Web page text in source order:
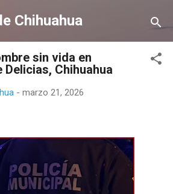
al contenido principal
Chihuahua
sin vida en
Delicias, Chihuahua
- marzo 21, 2026